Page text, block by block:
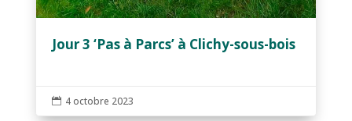
Jour 3 ‘Pas à Parcs’ à Clichy-sous-bois
 4 octobre 2023